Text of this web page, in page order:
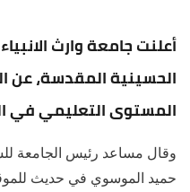
أعلنت جامعة وارث
الحسينية المقدسة، عن
المستوى التعليمي في
وقال مساعد رئيس الجامعة
حميد الموسوي في حديث